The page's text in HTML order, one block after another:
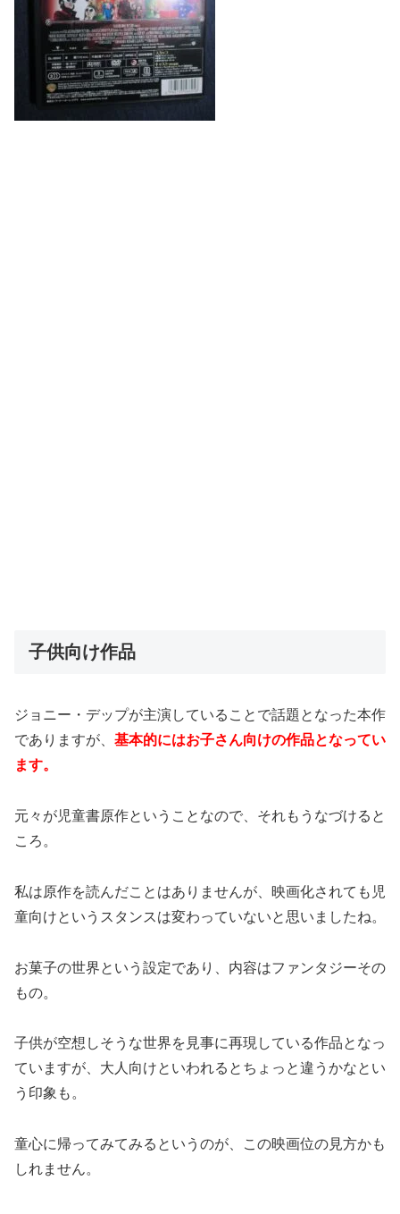
子供向け作品
ジョニー・デップが主演していることで話題となった本作
でありますが、 基本的にはお子さん向けの作品となってい
ます。
元々が児童書原作ということなので、それもうなづけると
ころ。
私は原作を読んだことはありませんが、映画化されても児
童向けというスタンスは変わっていないと思いましたね。
お菓子の世界という設定であり、内容はファンタジーその
もの。
子供が空想しそうな世界を見事に再現している作品となっ
ていますが、大人向けといわれるとちょっと違うかなとい
う印象も。
童心に帰ってみてみるというのが、この映画位の見方かも
しれません。